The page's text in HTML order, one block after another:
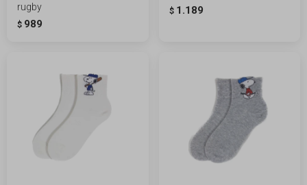
rugby
$ 989
$ 1.189